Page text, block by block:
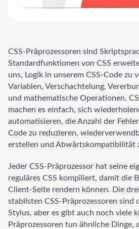
CSS-Präprozessoren sind
Standardfunktionen von CSS
uns, Logik in unserem CSS-Code zu
Variablen, Verschachtelung,
und mathematische Operationen.
machen es einfach, sich
automatisieren, die Anzahl der
Code zu reduzieren,
erstellen und Abwärtskompatibilität
Jeder CSS-Präprozessor hat seine
reguläres CSS kompiliert, damit die
Client-Seite rendern können. Die
stabilsten CSS-Präprozessoren sind
Stylus, aber es gibt auch noch viele
Präprozessoren tun ähnliche Dinge,